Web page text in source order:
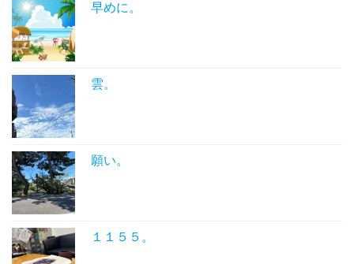
早めに。
雲。
願い。
１１５５。